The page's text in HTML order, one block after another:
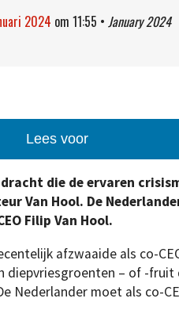
2024 om 11:55 • January 2024
Lees voor
die de ervaren
Van Hool. De
Filip Van Hool.
afzwaaide als co-
diepvriesgroenten – of -fruit
Nederlander moet als co-